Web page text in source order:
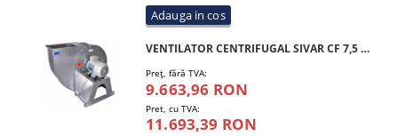
VENTILATOR CENTRIFUGAL SIVAR CF 7,5 HP 450 T4
Preţ, fără TVA:
9.663,96 RON
Pret, cu TVA:
11.693,39 RON